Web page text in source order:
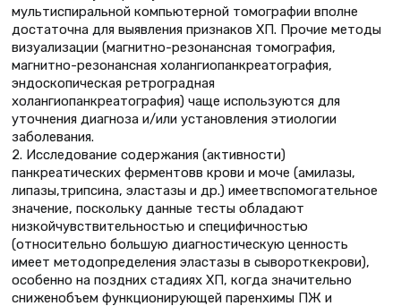
мультиспиральной компьютерной томографии вполне
достаточна для выявления признаков ХП. Прочие методы
визуализации (магнитно-резонансная томография,
магнитно-резонансная холангиопанкреатография,
эндоскопическая ретроградная
холангиопанкреатография) чаще используются для
уточнения диагноза и/или установления этиологии
заболевания.
2. Исследование содержания (активности)
панкреатических ферментовв крови и моче (амилазы,
липазы,трипсина, эластазы и др.) имеетвспомогательное
значение, поскольку данные тесты обладают
низкойчувствительностью и специфичностью
(относительно большую диагностическую ценность
имеет методопределения эластазы в сывороткекрови),
особенно на поздних стадиях ХП, когда значительно
сниженобъем функционирующей паренхимы ПЖ и